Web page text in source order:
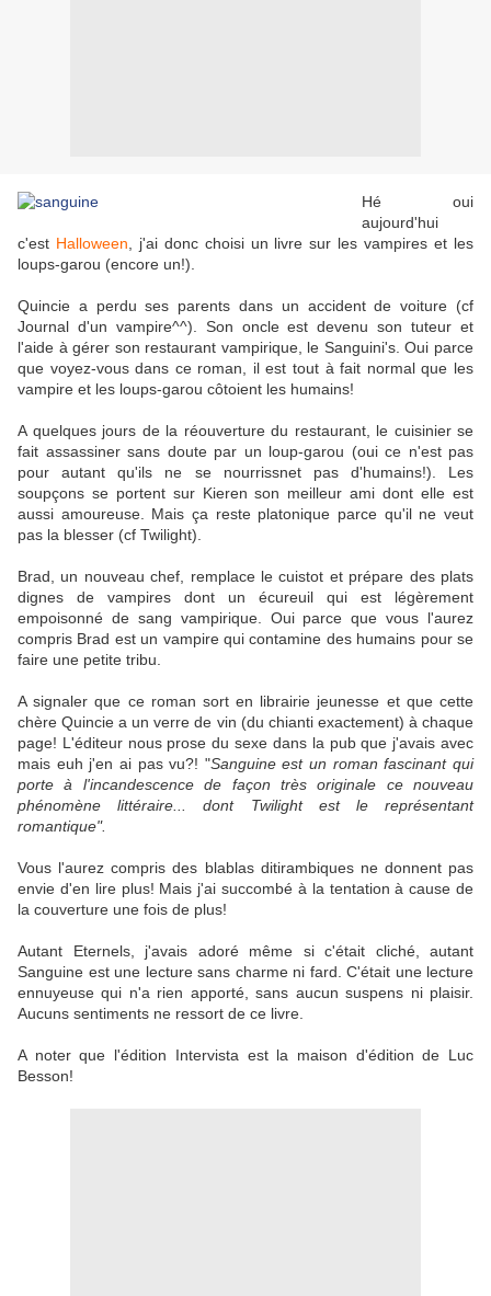
Hé oui
aujourd'hui
c'est Halloween , j'ai donc choisi un livre sur les vampires et les
loups-garou (encore un!).
Quincie a perdu ses parents dans un accident de voiture (cf
Journal d'un vampire^^). Son oncle est devenu son tuteur et
l'aide à gérer son restaurant vampirique, le Sanguini's. Oui parce
que voyez-vous dans ce roman, il est tout à fait normal que les
vampire et les loups-garou côtoient les humains!
A quelques jours de la réouverture du restaurant, le cuisinier se
fait assassiner sans doute par un loup-garou (oui ce n'est pas
pour autant qu'ils ne se nourrissnet pas d'humains!). Les
soupçons se portent sur Kieren son meilleur ami dont elle est
aussi amoureuse. Mais ça reste platonique parce qu'il ne veut
pas la blesser (cf Twilight).
Brad, un nouveau chef, remplace le cuistot et prépare des plats
dignes de vampires dont un écureuil qui est légèrement
empoisonné de sang vampirique. Oui parce que vous l'aurez
compris Brad est un vampire qui contamine des humains pour se
faire une petite tribu.
A signaler que ce roman sort en librairie jeunesse et que cette
chère Quincie a un verre de vin (du chianti exactement) à chaque
page! L'éditeur nous prose du sexe dans la pub que j'avais avec
mais euh j'en ai pas vu?! "Sanguine est un roman fascinant qui
porte à l'incandescence de façon très originale ce nouveau
phénomène littéraire... dont Twilight est le représentant
romantique".
Vous l'aurez compris des blablas ditirambiques ne donnent pas
envie d'en lire plus! Mais j'ai succombé à la tentation à cause de
la couverture une fois de plus!
Autant Eternels, j'avais adoré même si c'était cliché, autant
Sanguine est une lecture sans charme ni fard. C'était une lecture
ennuyeuse qui n'a rien apporté, sans aucun suspens ni plaisir.
Aucuns sentiments ne ressort de ce livre.
A noter que l'édition Intervista est la maison d'édition de Luc
Besson!